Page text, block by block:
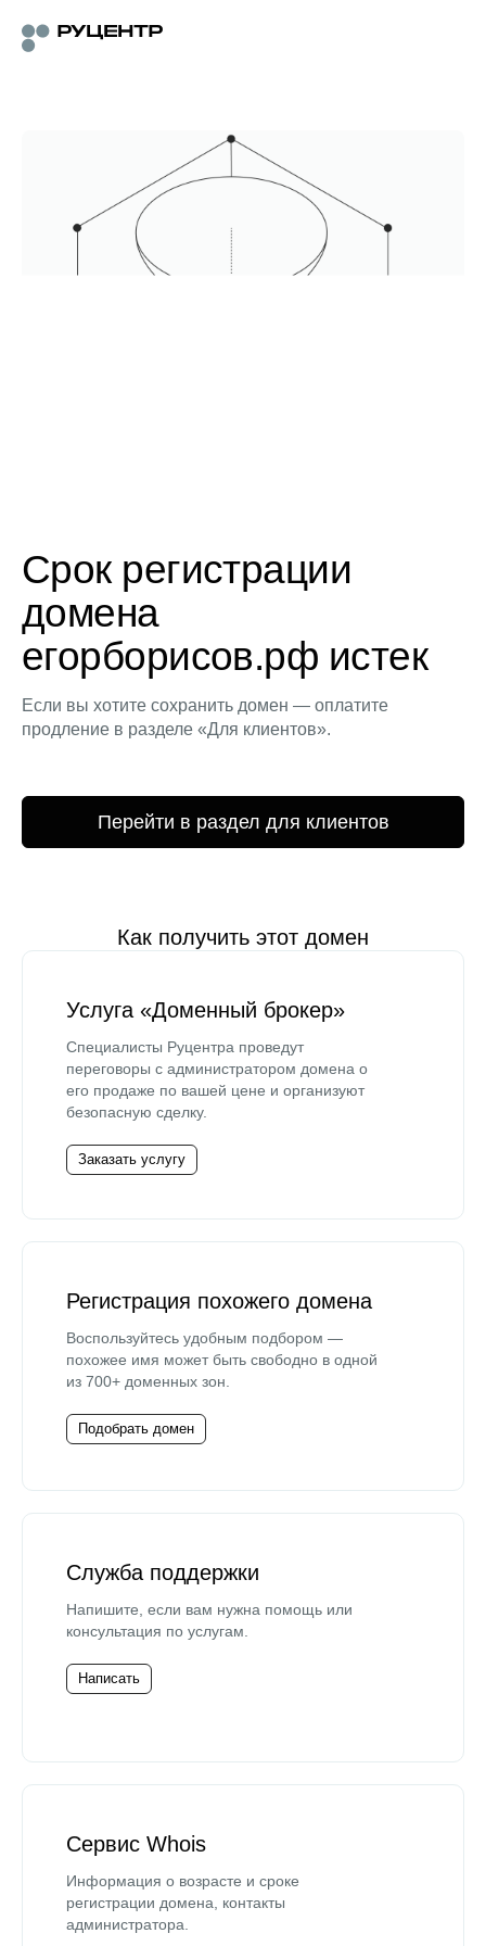
Срок регистрации
домена
егорборисов.рф истек
Если вы хотите сохранить домен — оплатите
продление в разделе «Для клиентов».
Перейти в раздел для клиентов
Как получить этот домен
Услуга «Доменный брокер»
Специалисты Руцентра проведут
переговоры с администратором домена о
его продаже по вашей цене и организуют
безопасную сделку.
Заказать услугу
Регистрация похожего домена
Воспользуйтесь удобным подбором —
похожее имя может быть свободно в одной
из 700+ доменных зон.
Подобрать домен
Служба поддержки
Напишите, если вам нужна помощь или
консультация по услугам.
Написать
Сервис Whois
Информация о возрасте и сроке
регистрации домена, контакты
администратора.